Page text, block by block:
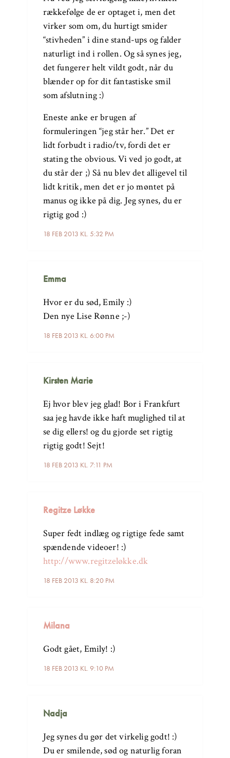
18 FEB 2013 KL. 5:32 PM
rækkefølge de er optaget i, men det
virker som om, du hurtigt smider
“stivheden” i dine stand-ups og falder
naturligt ind i rollen. Og så synes jeg,
det fungerer helt vildt godt, når du
blænder op for dit fantastiske smil
som afslutning :)
Eneste anke er brugen af
formuleringen “jeg står her.” Det er
lidt forbudt i radio/tv, fordi det er
stating the obvious. Vi ved jo godt, at
du står der ;) Så nu blev det alligevel til
lidt kritik, men det er jo møntet på
manus og ikke på dig. Jeg synes, du er
rigtig god :)
Emma
18 FEB 2013 KL. 6:00 PM
Hvor er du sød, Emily :)
Den nye Lise Rønne ;-)
Kirsten Marie
18 FEB 2013 KL. 7:11 PM
Ej hvor blev jeg glad! Bor i Frankfurt
saa jeg havde ikke haft muglighed til at
se dig ellers! og du gjorde set rigtig
rigtig godt! Sejt!
Regitze Løkke
18 FEB 2013 KL. 8:20 PM
Super fedt indlæg og rigtige fede samt
spændende videoer! :)
http://www.regitzeløkke.dk
Milana
18 FEB 2013 KL. 9:10 PM
Godt gået, Emily! :)
Nadja
Jeg synes du gør det virkelig godt! :)
Du er smilende, sød og naturlig foran